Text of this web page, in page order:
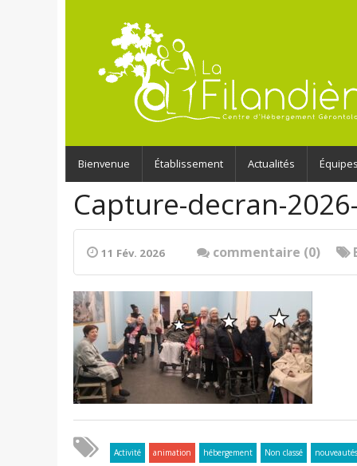
Bienvenue Établissement Actualités Équipes
Capture-decran-
11 Fév. 2026 commentaire (0)
Activité animation hébergement Non classé nouveautés